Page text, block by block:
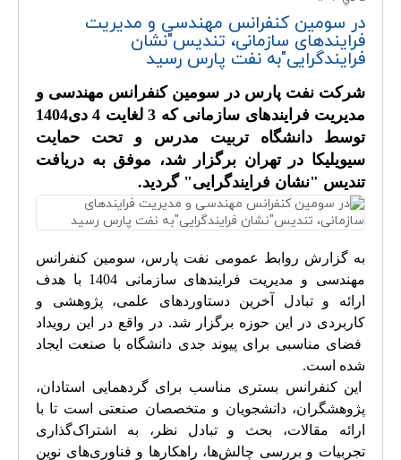
در سومین کنفرانس مهندسی و مدیریت
فرایندهای سازمانی، تندیس"نشان
فرایندگرایی"به نفت پارس رسید
شرکت نفت پارس در سومین کنفرانس مهندسی و
مدیریت فرایندهای سازمانی که 3 لغایت 4 دی1404
توسط دانشگاه تربیت مدرس و تحت حمایت
سیویلیکا در تهران برگزار شد، موفق به دریافت
تندیس "نشان فرایندگرایی" گردید.
به گزارش روابط عمومی نفت پارس، سومین کنفرانس
مهندسی و مدیریت فرایندهای سازمانی 1404 با هدف
ارائه و تبادل آخرین دستاوردهای علمی، پژوهشی و
کاربردی در این حوزه برگزار ‌شد. در واقع در این رویداد
فضای مناسبی برای پیوند جدی دانشگاه با صنعت ایجاد
شده است.
این کنفرانس بستری مناسب برای گردهمایی استادان،
پژوهشگران، دانشجویان و متخصصان صنعتی است تا با
ارائه مقالات، بحث و تبادل نظر، به اشتراک‌گذاری
تجربیات و بررسی چالش‌ها، راهکارها و فناوری‌های نوین